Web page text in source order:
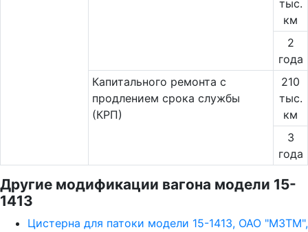
тыс.
км
2
года
Капитального ремонта с
продлением срока службы
(КРП)
210
тыс.
км
3
года
Другие модификации вагона модели 15-
1413
Цистерна для патоки модели 15-1413, ОАО "МЗТМ",